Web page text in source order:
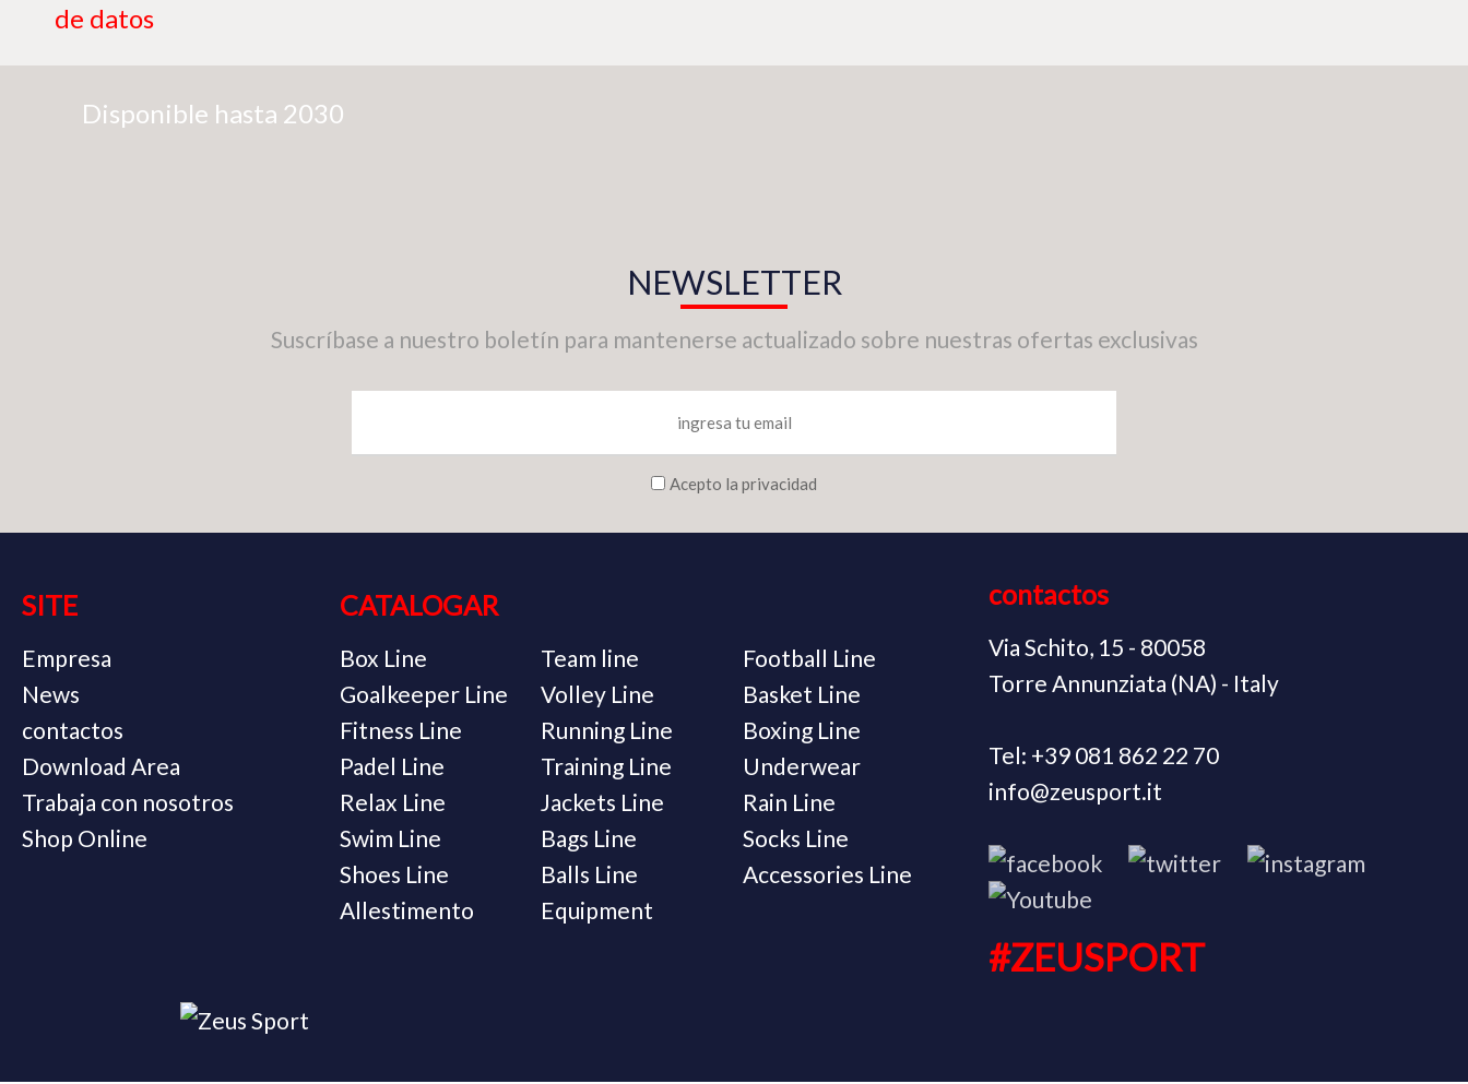
de datos
Disponible hasta 2030
NEWSLETTER
Suscríbase a nuestro boletín para mantenerse actualizado sobre nuestras ofertas exclusivas
Acepto la privacidad
SITE
Empresa
News
contactos
Download Area
Trabaja con nosotros
Shop Online
CATALOGAR
Box Line Team line
Football Line
Goalkeeper Line
Volley Line
Basket Line
Fitness Line
Running Line
Boxing Line
Padel Line
Training Line
Underwear
Relax Line
Jackets Line
Rain Line
Swim Line
Bags Line
Socks Line
Shoes Line
Balls Line
Accessories Line
Allestimento
Equipment
contactos
Via Schito, 15 - 80058
Torre Annunziata (NA) - Italy
Tel: +39 081 862 22 70
info@zeusport.it
#ZEUSPORT